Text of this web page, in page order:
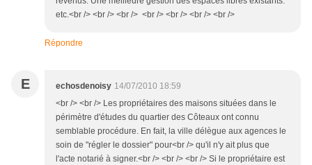
etc.<br /> <br /> <br /> <br /> <br /> <br /> <br />
Répondre
E echosdenoisy 14/07/2010 18:59
<br /> <br /> Les propriétaires des maisons situées dans le
périmètre d'études du quartier des Côteaux ont connu
semblable procédure. En fait, la ville délègue aux agences le
soin de "régler le dossier" pour<br /> qu'il n'y ait plus que
l'acte notarié à signer.<br /> <br /> <br /> Si le propriétaire est